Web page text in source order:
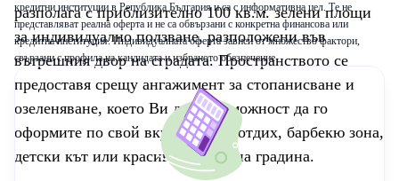
разполага с приблизително 100 кв.м. зелени площи
за индивидуално ползване, разположени във
вътрешния двор на сградата. Пространството се
предоставя срещу ангажимент за стопанисване и
озеленяване, което Ви дава възможност да го
оформите по свой вкус – кът за отдих, барбекю зона,
детски кът или красиво озеленена градина.
кредитни институции в Република България и са с информативна цел. Те не
представляват реална оферта и не са обвързани с конкретна финансова или
кредитна институция. Индивидуалната оферта зависи от множество фактори,
свързани с профила на кандидата и избраното обезпечение